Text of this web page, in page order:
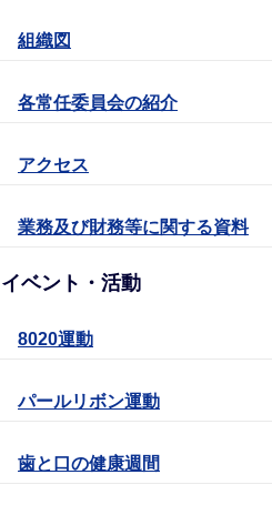
組織図
各常任委員会の紹介
アクセス
業務及び財務等に関する資料
イベント・活動
8020運動
パールリボン運動
歯と口の健康週間